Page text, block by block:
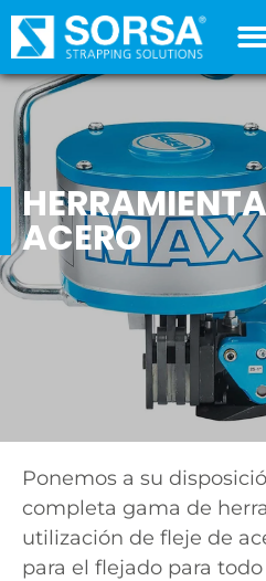
contenido
ACERO
Ponemos a su
completa gama de
utilización de fleje de
para el flejado para